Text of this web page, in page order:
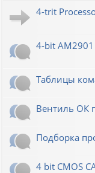
4-trit
4-bit
Таблицы
Вентиль ОК
Подборка
4 bit CMOS